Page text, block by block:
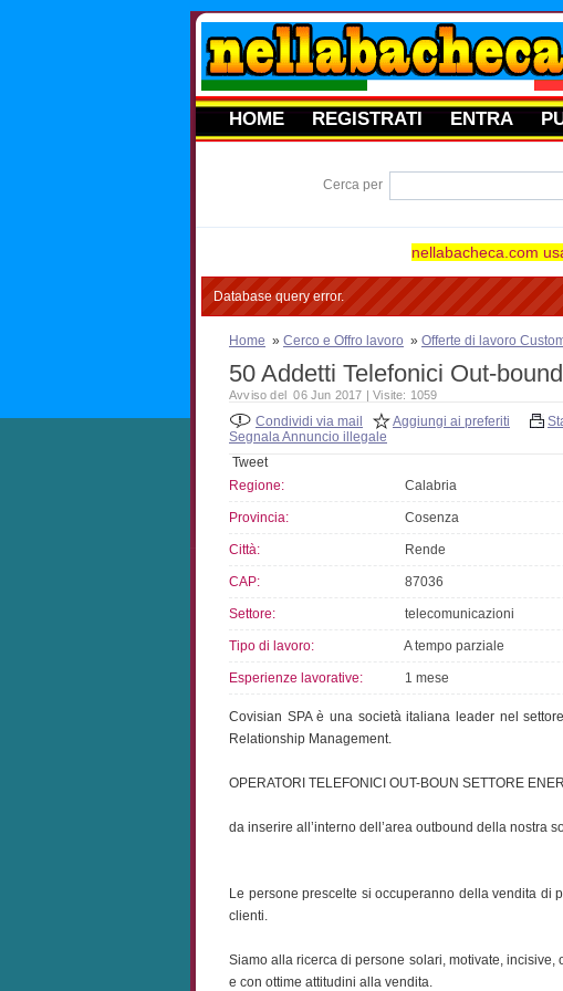
HOME REGISTRATI ENTRA
Cerca per
nellabacheca.com
Database query error.
Home » Cerco e Offro lavoro » Offerte di lavoro
50 Addetti Telefonici Out-bound
Avviso del 06 Jun 2017 | Visite: 1059
Condividi via mail Aggiungi ai preferiti
Segnala Annuncio illegale
Tweet
Regione:
Calabria
Provincia: Cosenza
Città: Rende
CAP: 87036
Settore: telecomunicazioni
Tipo di lavoro: A tempo parziale
Esperienze lavorative: 1 mese
Covisian SPA è una società italiana leader nel
Relationship Management.
OPERATORI TELEFONICI OUT-BOUN SETTORE
da inserire all’interno dell’area outbound della nostra
Le persone prescelte si occuperanno della vendita di
clienti.
Siamo alla ricerca di persone solari, motivate, incisive,
e con ottime attitudini alla vendita.